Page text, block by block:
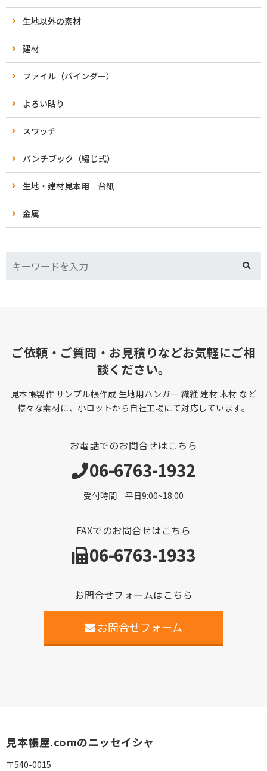
生地以外の素材
建材
ファイル（バインダー）
よろい貼り
スワッチ
バンチブック（綴じ式）
生地・建材見本用 台紙
金属
ご依頼・ご質問・お見積りなどお気軽にご相
談ください。
見本帳製作 サンプル帳作成 生地用ハンガー 繊維 建材 木材 など
様々な素材に、小ロットから自社工場にて対応しています。
お電話でのお問合せはこちら
06-6763-1932
受付時間 平日9:00~18:00
FAXでのお問合せはこちら
06-6763-1933
お問合せフォームはこちら
お問合せフォーム
見本帳屋.comのニッセイシャ
〒540-0015